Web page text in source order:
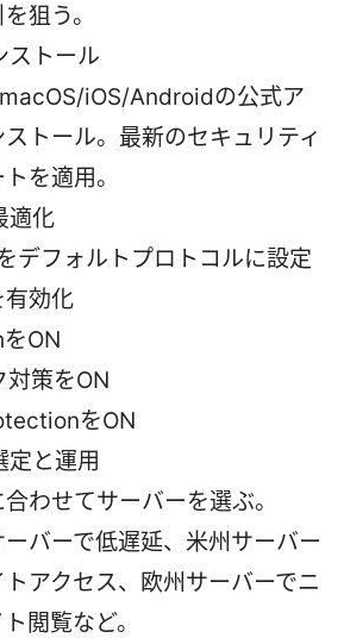
狙う。
ストール
iOS/Androidの公式ア
トール。最新のセキュリティ
を適用。
適化
デフォルトプロトコルに設定
有効化
ON
対策をON
をON
定と運用
わせてサーバーを選ぶ。
バーで低遅延、米州サーバー
アクセス、欧州サーバーでニ
閲覧など。